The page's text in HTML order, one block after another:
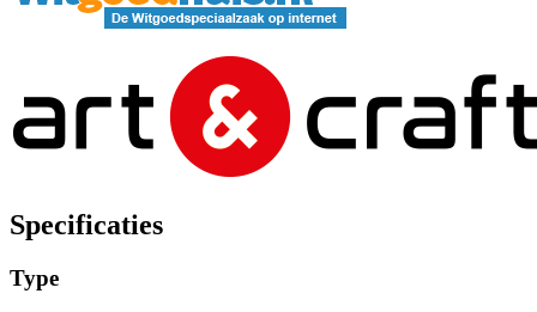
Specificaties
Type